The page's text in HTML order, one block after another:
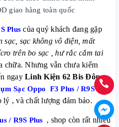
giao hàng toàn quốc
Plus của quý khách đang gặp
sạc, sạc không vô điện, mất
trên bo sạc , hư rắc cắm tai
chữa. Nhưng vẫn chưa kiếm
ngay Linh Kiện 62 Bis Đông
Sạc Oppo F3 Plus / R9S Plus
lý , và chất lượng đảm bảo.
/ R9S Plus , shop còn rất nhiều